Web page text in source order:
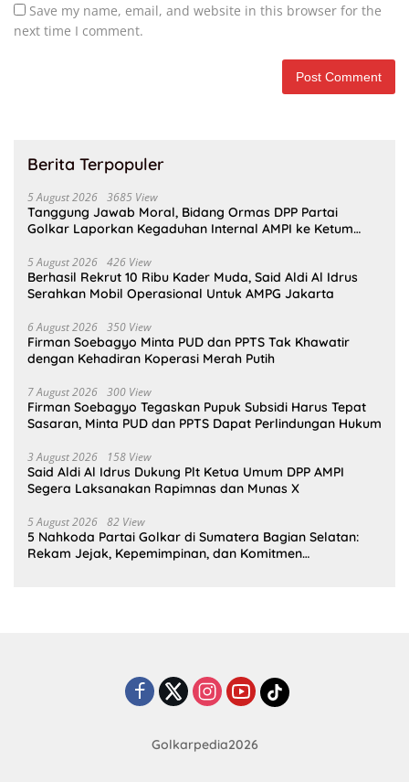
Save my name, email, and website in this browser for the
next time I comment.
Berita Terpopuler
5 August 2026 3685 View
Tanggung Jawab Moral, Bidang Ormas DPP Partai
Golkar Laporkan Kegaduhan Internal AMPI ke Ketum
5 August 2026 426 View
Berhasil Rekrut 10 Ribu Kader Muda, Said Aldi Al Idrus
Serahkan Mobil Operasional Untuk AMPG Jakarta
6 August 2026 350 View
Firman Soebagyo Minta PUD dan PPTS Tak Khawatir
dengan Kehadiran Koperasi Merah Putih
7 August 2026 300 View
Firman Soebagyo Tegaskan Pupuk Subsidi Harus Tepat
Sasaran, Minta PUD dan PPTS Dapat Perlindungan Hukum
3 August 2026 158 View
Said Aldi Al Idrus Dukung Plt Ketua Umum DPP AMPI
Segera Laksanakan Rapimnas dan Munas X
5 August 2026 82 View
5 Nahkoda Partai Golkar di Sumatera Bagian Selatan:
Rekam Jejak, Kepemimpinan, dan Komitmen
Golkarpedia2026